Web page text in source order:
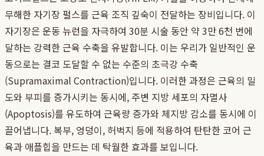
무해한 자기장 펄스를 근육 조직 깊숙이 전달하는 장비입니다. 이
자기장은 운동 뉴런을 자극하여 30분 시술 동안 약 3만 6천 번에
달하는 강력한 근육 수축을 유발합니다. 이는 우리가 일반적인 운
동으로는 결코 도달할 수 없는 수준의 초극강 수축
(Supramaximal Contraction)입니다. 이러한 과정은 근육의 밀
도와 부피를 증가시키는 동시에, 주변 지방 세포의 자멸사
(Apoptosis)를 유도하여 근육량 증가와 체지방 감소를 동시에 이
끌어냅니다. 복부, 엉덩이, 허벅지 등에 적용하여 탄탄한 코어 근
육과 애플힙을 만드는 데 탁월한 효과를 보입니다.